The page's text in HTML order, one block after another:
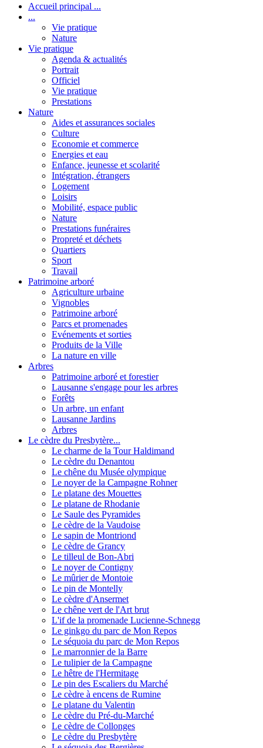
Accueil principal ...
...
Vie pratique
Nature
Vie pratique
Agenda & actualités
Portrait
Officiel
Vie pratique
Prestations
Nature
Aides et assurances sociales
Culture
Economie et commerce
Energies et eau
Enfance, jeunesse et scolarité
Intégration, étrangers
Logement
Loisirs
Mobilité, espace public
Nature
Prestations funéraires
Propreté et déchets
Quartiers
Sport
Travail
Patrimoine arboré
Agriculture urbaine
Vignobles
Patrimoine arboré
Parcs et promenades
Evénements et sorties
Produits de la Ville
La nature en ville
Arbres
Patrimoine arboré et forestier
Lausanne s'engage pour les arbres
Forêts
Un arbre, un enfant
Lausanne Jardins
Arbres
Le cèdre du Presbytère...
Le charme de la Tour Haldimand
Le cèdre du Denantou
Le chêne du Musée olympique
Le noyer de la Campagne Rohner
Le platane des Mouettes
Le platane de Rhodanie
Le Saule des Pyramides
Le cèdre de la Vaudoise
Le sapin de Montriond
Le cèdre de Grancy
Le tilleul de Bon-Abri
Le noyer de Contigny
Le mûrier de Montoie
Le pin de Montelly
Le cèdre d'Ansermet
Le chêne vert de l'Art brut
L'if de la promenade Lucienne-Schnegg
Le ginkgo du parc de Mon Repos
Le séquoia du parc de Mon Repos
Le marronnier de la Barre
Le tulipier de la Campagne
Le hêtre de l'Hermitage
Le pin des Escaliers du Marché
Le cèdre à encens de Rumine
Le platane du Valentin
Le cèdre du Pré-du-Marché
Le cèdre de Collonges
Le cèdre du Presbytère